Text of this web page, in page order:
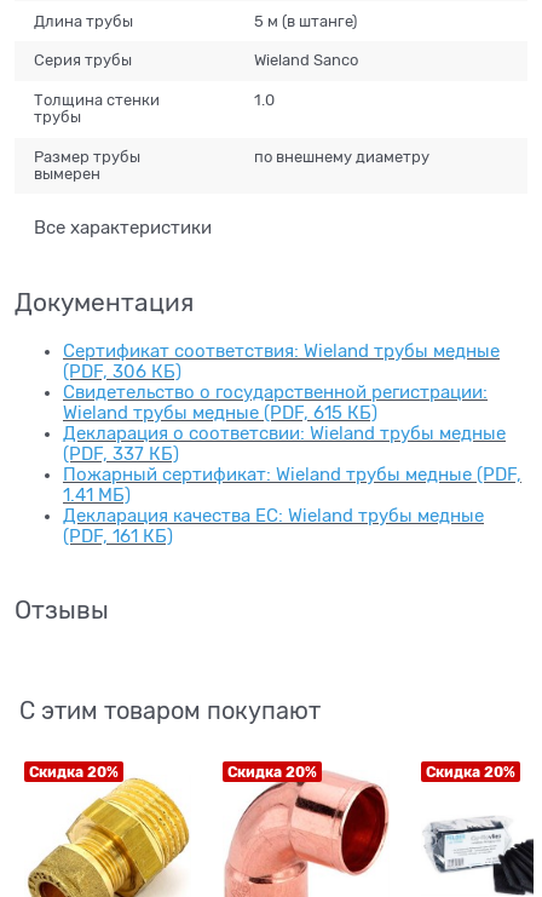
Длина трубы 5 м (в штанге)
Серия трубы Wieland Sanco
Толщина стенки
трубы
1.0
Размер трубы
вымерен
по внешнему диаметру
Все характеристики
Документация
Сертификат соответствия: Wieland трубы медные
(PDF, 306 КБ)
Свидетельство о государственной регистрации:
Wieland трубы медные (PDF, 615 КБ)
Декларация о соответсвии: Wieland трубы медные
(PDF, 337 КБ)
Пожарный сертификат: Wieland трубы медные (PDF,
1.41 МБ)
Декларация качества ЕС: Wieland трубы медные
(PDF, 161 КБ)
Отзывы
С этим товаром покупают
Скидка 20% Скидка 20% Скидка 20%